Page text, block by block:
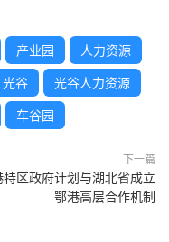
产业园 人力资源
光谷 光谷人力资源
车谷园
下一篇
特区政府计划与湖北省成立
鄂港高层合作机制